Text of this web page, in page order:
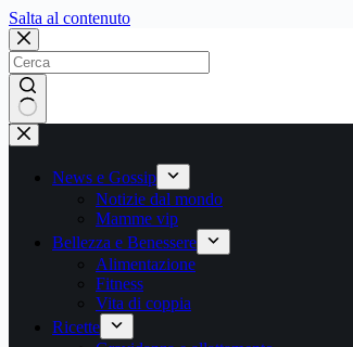
Salta al contenutoSalta
contenuto
Nessun
risultato
News e Gossip
Notizie dal mondo
Mamme vip
Bellezza e Benessere
Alimentazione
Fitness
Vita di coppia
Ricette